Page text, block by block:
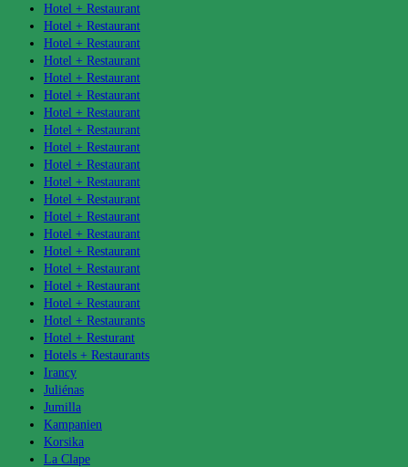
Hotel + Restaurant
Hotel + Restaurant
Hotel + Restaurant
Hotel + Restaurant
Hotel + Restaurant
Hotel + Restaurant
Hotel + Restaurant
Hotel + Restaurant
Hotel + Restaurant
Hotel + Restaurant
Hotel + Restaurant
Hotel + Restaurant
Hotel + Restaurant
Hotel + Restaurant
Hotel + Restaurant
Hotel + Restaurant
Hotel + Restaurant
Hotel + Restaurant
Hotel + Restaurants
Hotel + Resturant
Hotels + Restaurants
Irancy
Juliénas
Jumilla
Kampanien
Korsika
La Clape